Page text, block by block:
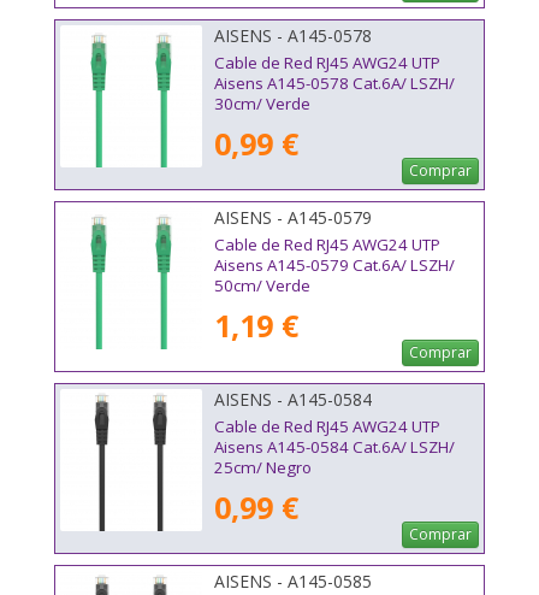
AISENS - A145-0578
Cable de Red RJ45 AWG24 UTP
Aisens A145-0578 Cat.6A/ LSZH/
30cm/ Verde
0,99 €
Comprar
AISENS - A145-0579
Cable de Red RJ45 AWG24 UTP
Aisens A145-0579 Cat.6A/ LSZH/
50cm/ Verde
1,19 €
Comprar
AISENS - A145-0584
Cable de Red RJ45 AWG24 UTP
Aisens A145-0584 Cat.6A/ LSZH/
25cm/ Negro
0,99 €
Comprar
AISENS - A145-0585